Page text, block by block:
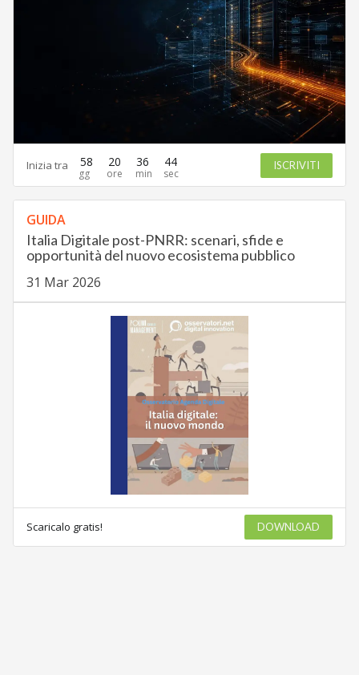
Inizia tra 58 20 36 43 ISCRIVITI
GUIDA
Italia Digitale post-PNRR: scenari, sfide e
opportunità del nuovo ecosistema pubblico
31 Mar 2026
Scaricalo gratis! DOWNLOAD